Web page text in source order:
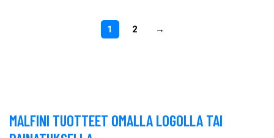
1 2 →
MALFINI TUOTTEET OMALLA LOGOLLA TAI